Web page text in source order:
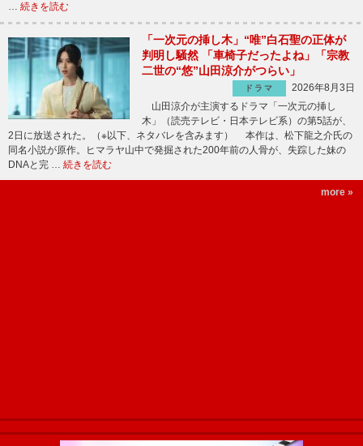
… 続きを読む
「一次元の挿し木」“唯”白石聖の正体が
判明し騒然 「車椅子だったよね」「宗教
二世の“悠”山田涼介がつらい」
ドラマ
2026年8月3日
山田涼介が主演するドラマ「一次元の挿し
木」（読売テレビ・日本テレビ系）の第5話が、
2日に放送された。（※以下、ネタバレを含みます） 本作は、松下龍之介氏の
同名小説が原作。ヒマラヤ山中で発掘された200年前の人骨が、失踪した妹の
DNAと完 … 続きを読む
more »